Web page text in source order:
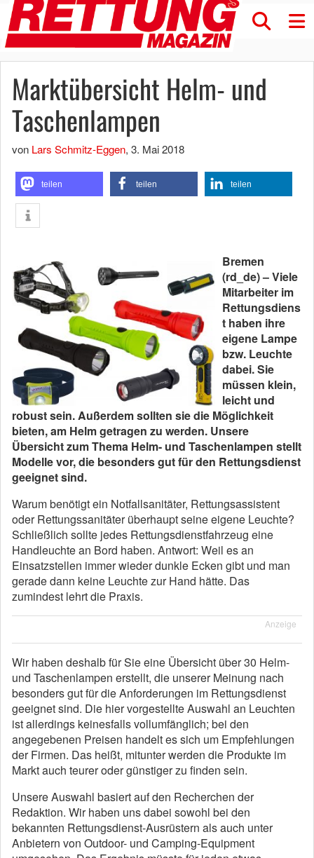
Marktübersicht Helm- und
Taschenlampen
von Lars Schmitz-Eggen, 3. Mai 2018
teilen teilen teilen
Bremen
(rd_de) – Viele
Mitarbeiter im
Rettungsdiens
t haben ihre
eigene Lampe
bzw. Leuchte
dabei. Sie
müssen klein,
leicht und
robust sein. Außerdem sollten sie die Möglichkeit
bieten, am Helm getragen zu werden. Unsere
Übersicht zum Thema Helm- und Taschenlampen stellt
Modelle vor, die besonders gut für den Rettungsdienst
geeignet sind.
Warum benötigt ein Notfallsanitäter, Rettungsassistent
oder Rettungssanitäter überhaupt seine eigene Leuchte?
Schließlich sollte jedes Rettungsdienstfahrzeug eine
Handleuchte an Bord haben. Antwort: Weil es an
Einsatzstellen immer wieder dunkle Ecken gibt und man
gerade dann keine Leuchte zur Hand hätte. Das
zumindest lehrt die Praxis.
Anzeige
Wir haben deshalb für Sie eine Übersicht über 30 Helm-
und Taschenlampen erstellt, die unserer Meinung nach
besonders gut für die Anforderungen im Rettungsdienst
geeignet sind. Die hier vorgestellte Auswahl an Leuchten
ist allerdings keinesfalls vollumfänglich; bei den
angegebenen Preisen handelt es sich um Empfehlungen
der Firmen. Das heißt, mitunter werden die Produkte im
Markt auch teurer oder günstiger zu finden sein.
Unsere Auswahl basiert auf den Recherchen der
Redaktion. Wir haben uns dabei sowohl bei den
bekannten Rettungsdienst-Ausrüstern als auch unter
Anbietern von Outdoor- und Camping-Equipment